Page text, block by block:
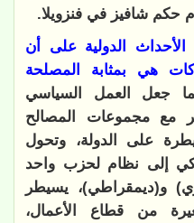
حكم شافيز في فنزويلا.
الأحداث الدولية على أن
هي بمثابة المصلحة
جعل العمل السياسي
مع مجموعات المصالح
على الدولة، وتحول
إلى نظام لحزب واحد
و(ديمقراطي)، يسيطر
من قطاع الأعمال،